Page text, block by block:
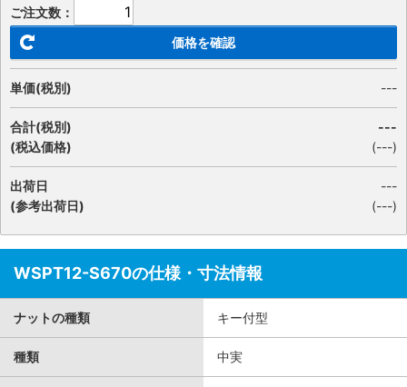
ご注文数：
価格を確認
単価(税別) ---
合計(税別)
(税込価格)
---
(---)
出荷日
(参考出荷日)
---
(---)
WSPT12-S670の仕様・寸法情報
ナットの種類 キー付型
種類 中実